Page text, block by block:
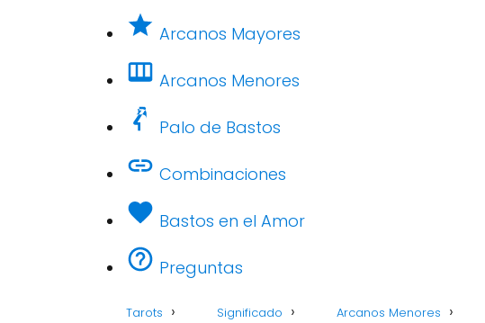
Arcanos Mayores
Arcanos Menores
Palo de Bastos
Combinaciones
Bastos en el Amor
Preguntas
Tarots Significado Arcanos Menores